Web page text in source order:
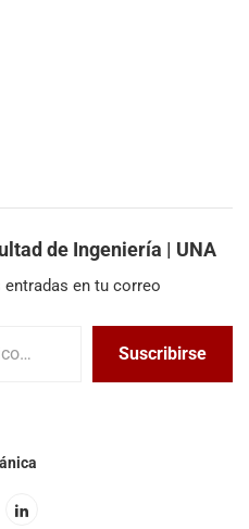
de Ingeniería | UNA
en tu correo
Suscribirse